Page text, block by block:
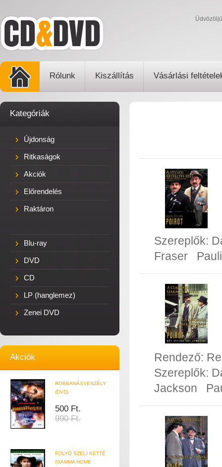
Rólunk Kiszállítás Vásárlási
Kategóriák
Újdonság
Ritkaságok
Akciók
Előrendelés
Raktáron
Blu-ray
DVD
CD
LP (hanglemez)
Zenei DVD
Akciók
ROBBANÁSVESZÉLY
(DVD)
500 Ft.
990 Ft.
FOLYÓ SZELI KETTÉ
(GAMMA HOME
Szereplők:
Fraser
Rendező:
Szereplők:
Jackson